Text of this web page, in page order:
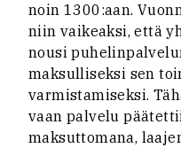
noin 1300:aan.
niin vaikeaksi, että
nousi
maksulliseksi sen
varmistamiseksi.
vaan palvelu
maksuttomana,